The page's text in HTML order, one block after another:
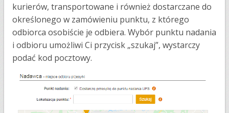
kurierów, transportowane i również dostarczane do
określonego w zamówieniu punktu, z którego
odbiorca osobiście je odbiera. Wybór punktu nadania
i odbioru umożliwi Ci przycisk „szukaj”, wystarczy
podać kod pocztowy.